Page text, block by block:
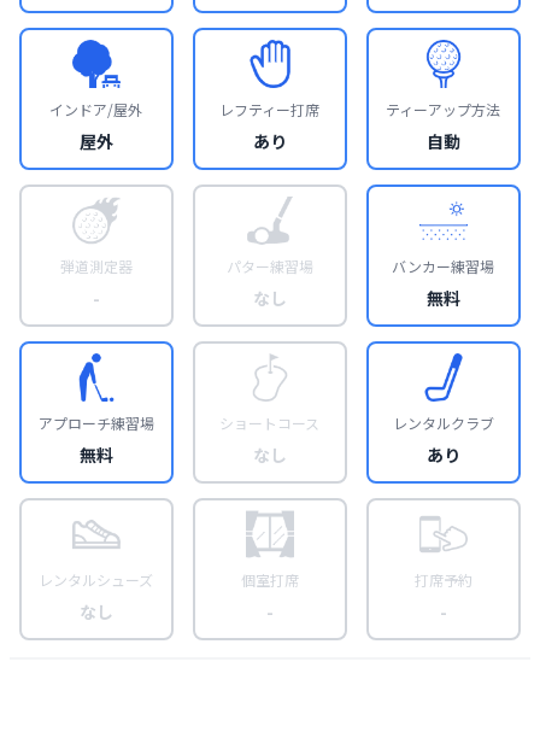
インドア/屋外
屋外
レフティー打席
あり
ティーアップ方法
自動
弾道測定器
-
パター練習場
なし
バンカー練習場
無料
アプローチ練習場
無料
ショートコース
なし
レンタルクラブ
あり
レンタルシューズ
なし
個室打席
-
打席予約
-